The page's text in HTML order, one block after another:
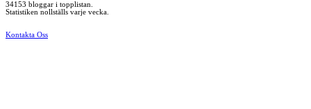
34153 bloggar i topplistan.
Statistiken nollställs varje vecka.
Kontakta Oss